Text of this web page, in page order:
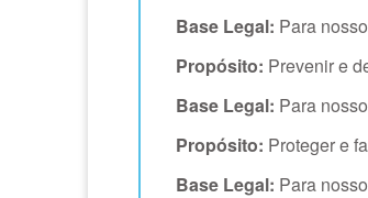
Base Legal: Para
Propósito: Prevenir e
Base Legal: Para
Propósito: Proteger e
Base Legal: Para